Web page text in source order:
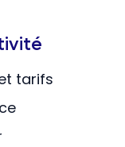
tarifs